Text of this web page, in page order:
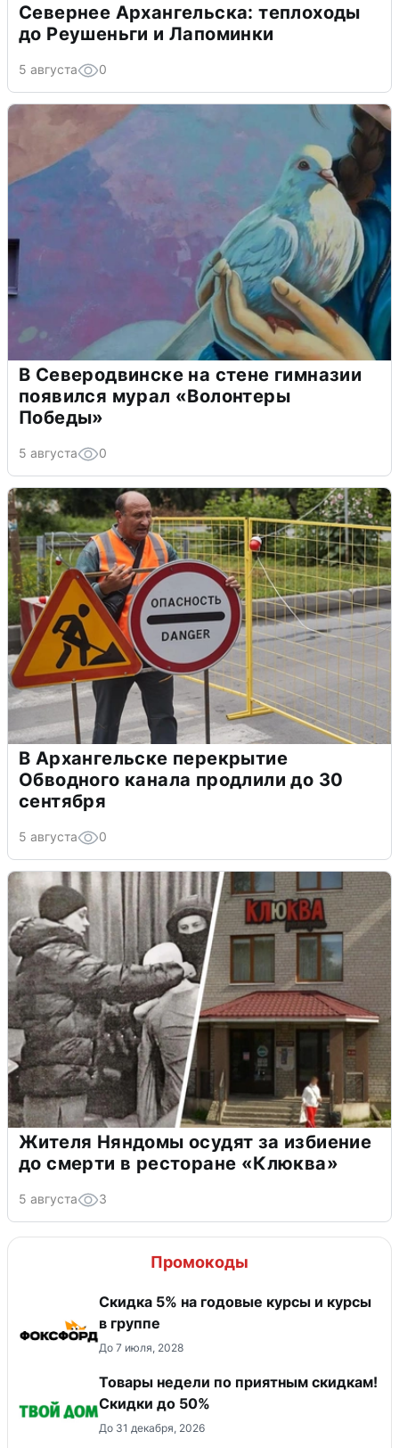
Севернее Архангельска: теплоходы
до Реушеньги и Лапоминки
5 августа 0
В Северодвинске на стене гимназии
появился мурал «Волонтеры
Победы»
5 августа 0
В Архангельске перекрытие
Обводного канала продлили до 30
сентября
5 августа 0
Жителя Няндомы осудят за избиение
до смерти в ресторане «Клюква»
5 августа 3
Промокоды
Скидка 5% на годовые курсы и курсы
в группе
До 7 июля, 2028
Товары недели по приятным скидкам!
Скидки до 50%
До 31 декабря, 2026